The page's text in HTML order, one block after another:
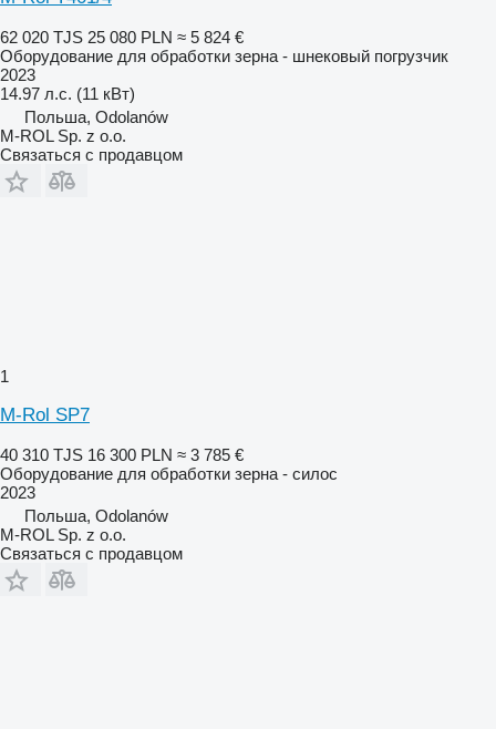
62 020 TJS 25 080 PLN ≈ 5 824 €
Оборудование для обработки зерна - шнековый погрузчик
2023
14.97 л.с. (11 кВт)
Польша, Odolanów
M-ROL Sp. z o.o.
Связаться с продавцом
1
M-Rol SP7
40 310 TJS 16 300 PLN ≈ 3 785 €
Оборудование для обработки зерна - силос
2023
Польша, Odolanów
M-ROL Sp. z o.o.
Связаться с продавцом